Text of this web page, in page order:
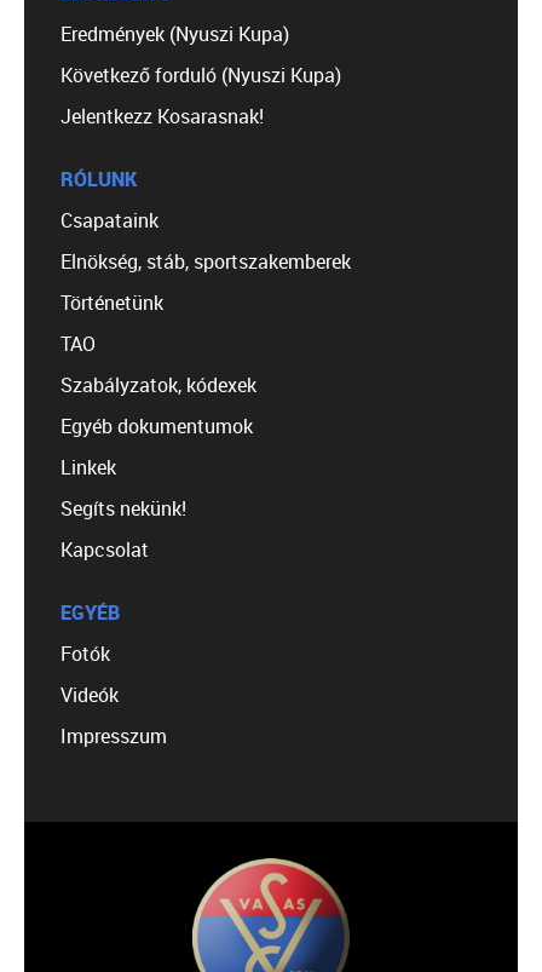
Eredmények (Nyuszi Kupa)
Következő forduló (Nyuszi Kupa)
Jelentkezz Kosarasnak!
RÓLUNK
Csapataink
Elnökség, stáb, sportszakemberek
Történetünk
TAO
Szabályzatok, kódexek
Egyéb dokumentumok
Linkek
Segíts nekünk!
Kapcsolat
EGYÉB
Fotók
Videók
Impresszum